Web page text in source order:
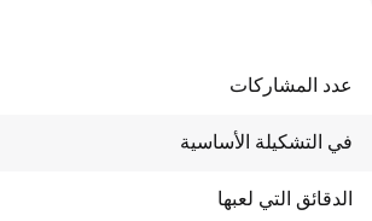
عدد المشاركات
في التشكيلة الأساسية
الدقائق التي لعبها